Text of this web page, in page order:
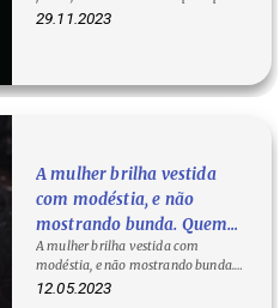
que você perdeu lá…
29.11.2023
A mulher brilha vestida
com modéstia, e não
mostrando bunda. Quem
brilha com a bunda é
vagalume.
A mulher brilha vestida com
modéstia, e não mostrando bunda.
Quem brilha com a bunda é
12.05.2023